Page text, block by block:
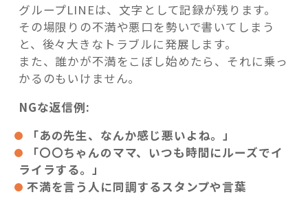
グループLINEは、文字として記録が残ります。
その場限りの不満や悪口を勢いで書いてしまう
と、後々大きなトラブルに発展します。
また、誰かが不満をこぼし始めたら、それに乗っ
かるのもいけません。
NGな返信例:
「あの先生、なんか感じ悪いよね。」
「〇〇ちゃんのママ、いつも時間にルーズでイ
ライラする。」
不満を言う人に同調するスタンプや言葉